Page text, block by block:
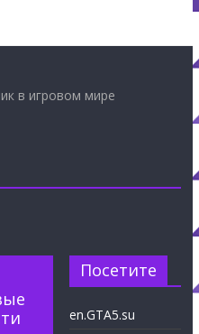
в игровом мире
Посетите
en.GTA5.su